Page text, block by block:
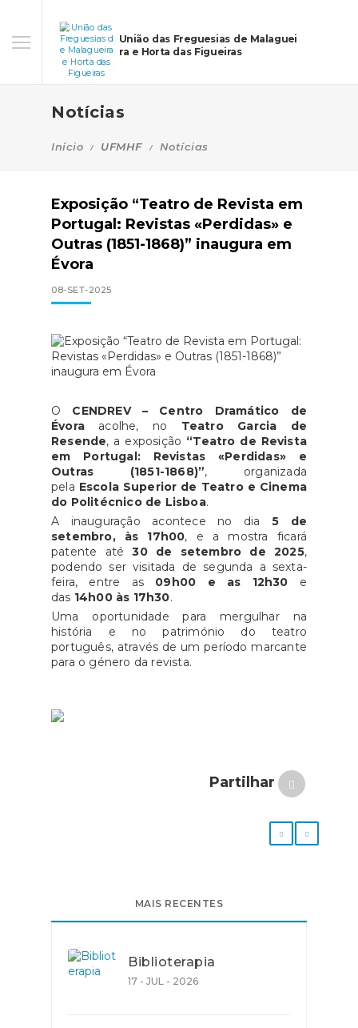
União das Freguesias de Malaguei
ra e Horta das Figueiras
Notícias
Início UFMHF Notícias
Exposição “Teatro de Revista em
Portugal: Revistas «Perdidas» e
Outras (1851-1868)” inaugura em
Évora
08-SET-2025
O CENDREV – Centro Dramático de
Évora acolhe, no Teatro Garcia de
Resende, a exposição “Teatro de Revista
em Portugal: Revistas «Perdidas» e
Outras (1851-1868)”, organizada
pela Escola Superior de Teatro e Cinema
do Politécnico de Lisboa.
A inauguração acontece no dia 5 de
setembro, às 17h00, e a mostra ficará
patente até30 de setembro de 2025,
podendo ser visitada de segunda a sexta-
feira, entre as 09h00 e as 12h30 e
das 14h00 às 17h30.
Uma oportunidade para mergulhar na
história e no património do teatro
português, através de um período marcante
para o género da revista.
Partilhar
MAIS RECENTES
Biblioterapia
17 - JUL - 2026